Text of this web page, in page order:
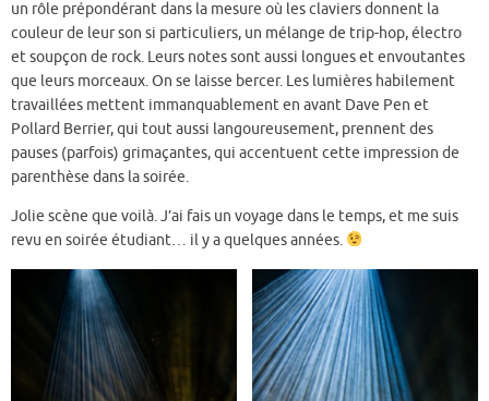
un rôle prépondérant dans la mesure où les claviers donnent la
couleur de leur son si particuliers, un mélange de trip-hop, électro
et soupçon de rock. Leurs notes sont aussi longues et envoutantes
que leurs morceaux. On se laisse bercer. Les lumières habilement
travaillées mettent immanquablement en avant Dave Pen et
Pollard Berrier, qui tout aussi langoureusement, prennent des
pauses (parfois) grimaçantes, qui accentuent cette impression de
parenthèse dans la soirée.
Jolie scène que voilà. J’ai fais un voyage dans le temps, et me suis
revu en soirée étudiant… il y a quelques années.